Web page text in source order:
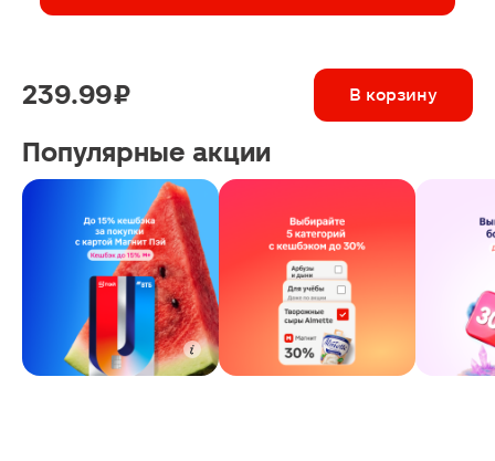
239.99 ₽ В корзину
Популярные акции